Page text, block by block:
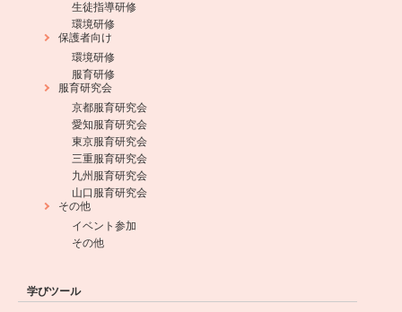
生徒指導研修
環境研修
保護者向け
環境研修
服育研修
服育研究会
京都服育研究会
愛知服育研究会
東京服育研究会
三重服育研究会
九州服育研究会
山口服育研究会
その他
イベント参加
その他
学びツール